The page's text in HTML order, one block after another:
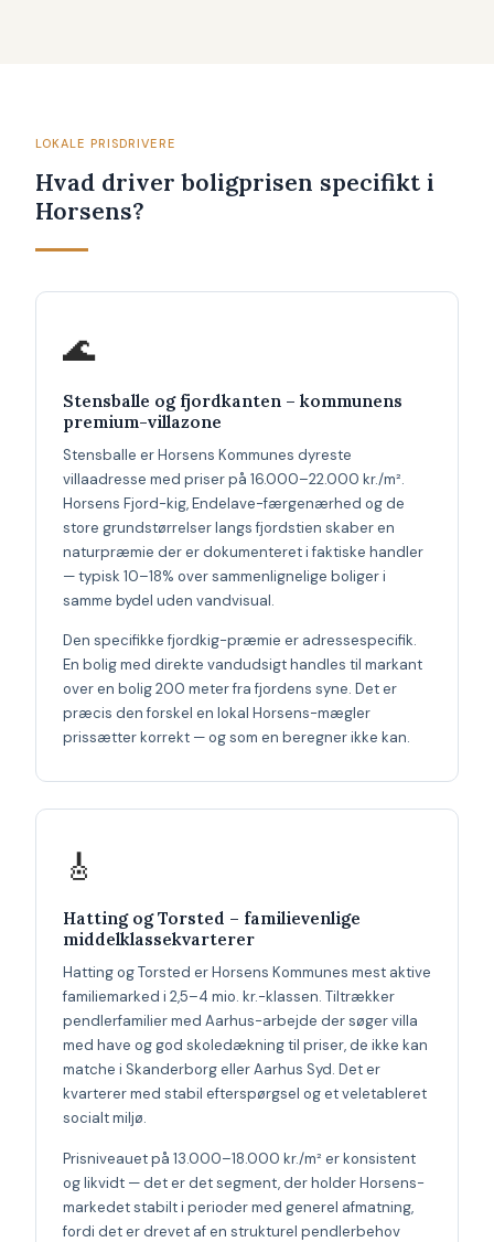
LOKALE PRISDRIVERE
Hvad driver boligprisen specifikt i
Horsens?
🌊
Stensballe og fjordkanten – kommunens
premium-villazone
Stensballe er Horsens Kommunes dyreste
villaadresse med priser på 16.000–22.000 kr./m².
Horsens Fjord-kig, Endelave-færgenærhed og de
store grundstørrelser langs fjordstien skaber en
naturpræmie der er dokumenteret i faktiske handler
— typisk 10–18% over sammenlignelige boliger i
samme bydel uden vandvisual.
Den specifikke fjordkig-præmie er adressespecifik.
En bolig med direkte vandudsigt handles til markant
over en bolig 200 meter fra fjordens syne. Det er
præcis den forskel en lokal Horsens-mægler
prissætter korrekt — og som en beregner ikke kan.
🎸
Hatting og Torsted – familievenlige
middelklassekvarterer
Hatting og Torsted er Horsens Kommunes mest aktive
familiemarked i 2,5–4 mio. kr.-klassen. Tiltrækker
pendlerfamilier med Aarhus-arbejde der søger villa
med have og god skoledækning til priser, de ikke kan
matche i Skanderborg eller Aarhus Syd. Det er
kvarterer med stabil efterspørgsel og et veletableret
socialt miljø.
Prisniveauet på 13.000–18.000 kr./m² er konsistent
og likvidt — det er det segment, der holder Horsens-
markedet stabilt i perioder med generel afmatning,
fordi det er drevet af en strukturel pendlerbehov